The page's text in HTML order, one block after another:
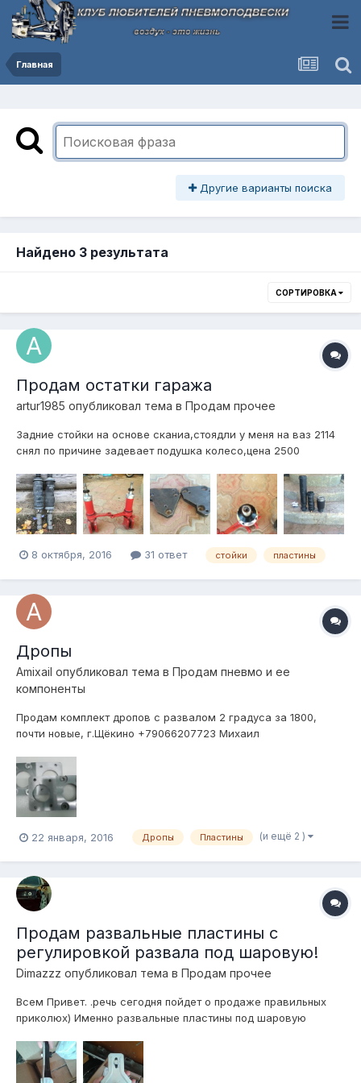
Главная
Другие варианты поиска
Найдено 3 результата
СОРТИРОВКА
Продам остатки гаража
artur1985 опубликовал тема в Продам прочее
Задние стойки на основе сканиа,стоядли у меня на ваз 2114
снял по причине задевает подушка колесо,цена 2500
админа проехал на них тысяч 8000 и снял,жестковаты для
меня,есть небольшой косяк,на фото видно,цена 2500
руб.Пластины для смещения балки...
8 октября, 2016 31 ответ стойки пластины
Дропы
Amixail опубликовал тема в Продам пневмо и ее
компоненты
Продам комплект дропов с развалом 2 градуса за 1800,
почти новые, г.Щёкино +79066207723 Михаил
22 января, 2016 Дропы Пластины (и ещё 2 )
Продам развальные пластины с
регулировкой развала под шаровую!
Dimazzz опубликовал тема в Продам прочее
Всем Привет. .речь сегодня пойдет о продаже правильных
приколюх) Именно развальные пластины под шаровую
валить передок. .перехотел.обстоятельства… Подходят на 4
семейства шкода .фольсы. .сеаты. Воздух не писать.за ценой